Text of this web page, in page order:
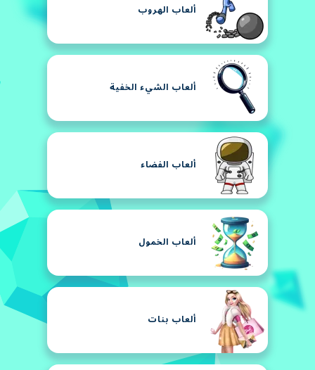
ألعاب الهروب
ألعاب الشيء الخفية
ألعاب الفضاء
ألعاب الخمول
ألعاب بنات